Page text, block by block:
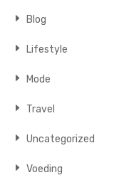
Blog
Lifestyle
Mode
Travel
Uncategorized
Voeding